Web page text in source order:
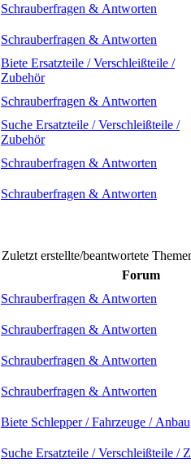
Schrauberfragen & Antworten
Schrauberfragen & Antworten
Biete Ersatzteile / Verschleißteile /
Zubehör
Schrauberfragen & Antworten
Suche Ersatzteile / Verschleißteile /
Zubehör
Schrauberfragen & Antworten
Schrauberfragen & Antworten
Zuletzt erstellte/beantwortete
Forum
Schrauberfragen & Antworten
Schrauberfragen & Antworten
Schrauberfragen & Antworten
Schrauberfragen & Antworten
Biete Schlepper / Fahrzeuge /
Suche Ersatzteile / Verschleißteile /